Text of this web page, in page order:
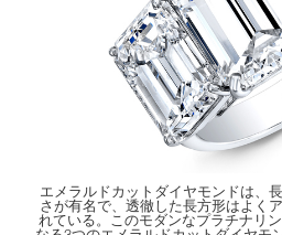
エメラルドカットダイヤモンドは、
さが有名で、透徹した長方形はよく
れている。このモダンなプラチナリ